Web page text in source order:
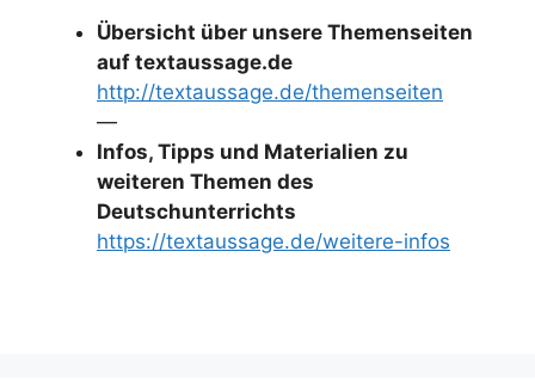
Übersicht über unsere Themenseiten
auf textaussage.de
http://textaussage.de/themenseiten
—
Infos, Tipps und Materialien zu
weiteren Themen des
Deutschunterrichts
https://textaussage.de/weitere-infos